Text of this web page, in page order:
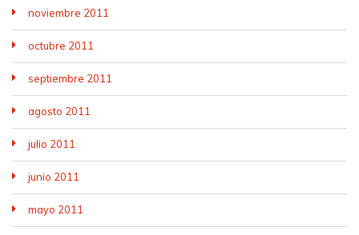
noviembre 2011
octubre 2011
septiembre 2011
agosto 2011
julio 2011
junio 2011
mayo 2011